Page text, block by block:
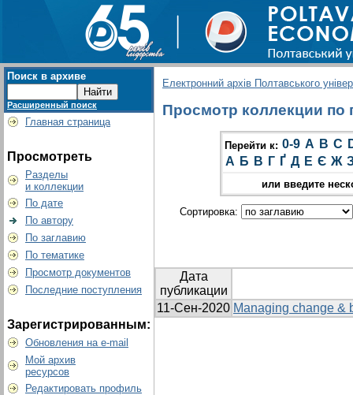
Поиск в архиве
Расширенный поиск
Главная страница
Просмотреть
Разделы
и коллекции
По дате
По автору
По заглавию
По тематике
Просмотр документов
Последние поступления
Зарегистрированным:
Обновления на e-mail
Мой архив
ресурсов
Редактировать профиль
Електронний архів Полтавського
Просмотр коллекции по
Перейти к: 0-9 A B C
А Б В Г Ґ Д Е Є Ж
или введите
Сортировка:
Дата
публикации
11-Сен-2020 Managing change &